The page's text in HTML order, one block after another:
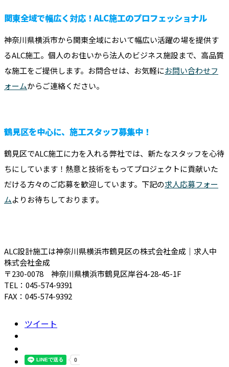
関東全域で幅広く対応！ALC施工のプロフェッショナル
神奈川県横浜市から関東全域において幅広い活躍の場を提供す
るALC施工。個人のお住いから法人のビジネス施設まで、高品質
な施工をご提供します。お問合せは、お気軽にお問い合わせフ
ォームからご連絡ください。
鶴見区を中心に、施工スタッフ募集中！
鶴見区でALC施工に力を入れる弊社では、新たなスタッフを心待
ちにしています！熱意と技術をもってプロジェクトに貢献いた
だける方々のご応募を歓迎しています。下記の求人応募フォー
ムよりお待ちしております。
ALC設計施工は神奈川県横浜市鶴見区の株式会社金成｜求人中
株式会社金成
〒230-0078 神奈川県横浜市鶴見区岸谷4-28-45-1F
TEL：045-574-9391
FAX：045-574-9392
ツイート